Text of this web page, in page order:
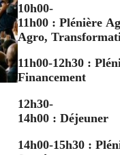
10h00-
11h00 : Plénière
Agro,
11h00-12h30 :
Financement
12h30-
14h00 : Déjeuner
14h00-15h30 :